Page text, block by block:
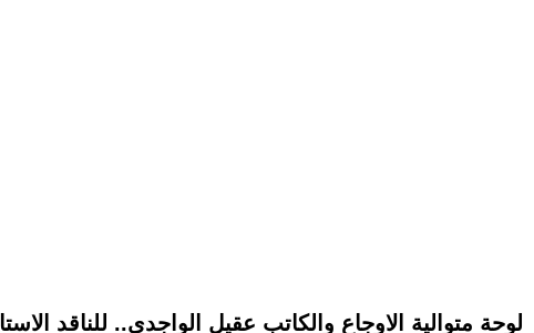
لوحة متوالية الاوجاع والكاتب عقيل الواجدي.. للناقد